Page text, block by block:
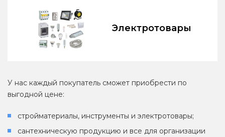
Электротовары
У нас каждый покупатель сможет приобрести по
выгодной цене:
стройматериалы, инструменты и электротовары;
сантехническую продукцию и все для организации